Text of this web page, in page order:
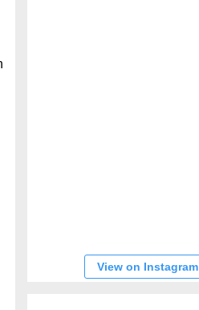
View on Instagram